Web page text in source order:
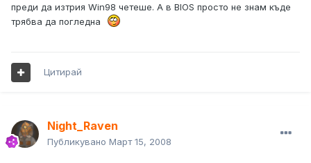
преди да изтрия Win98 четеше. А в BIOS просто не знам къде
трябва да погледна
Цитирай
Night_Raven
Публикувано Март 15, 2008